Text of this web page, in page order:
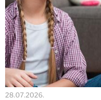
28.07.2026.